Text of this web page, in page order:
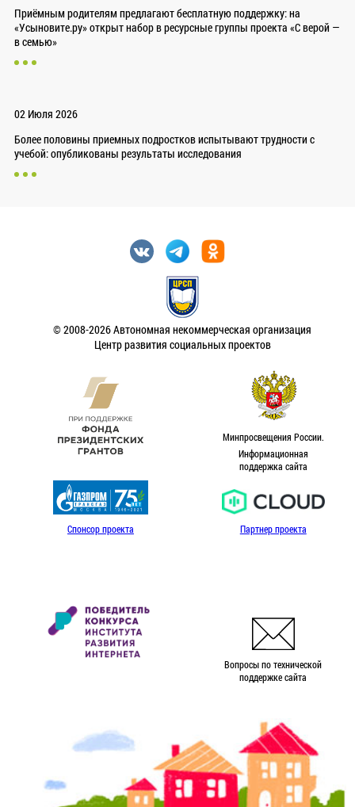
Приёмным родителям предлагают бесплатную поддержку: на
«Усыновите.ру» открыт набор в ресурсные группы проекта «С верой —
в семью»
02 Июля 2026
Более половины приемных подростков испытывают трудности с
учебой: опубликованы результаты исследования
© 2008-2026 Автономная некоммерческая организация
Центр развития социальных проектов
Минпросвещения России.
Информационная
поддержка сайта
Спонсор проекта Партнер проекта
Вопросы по технической
поддержке сайта